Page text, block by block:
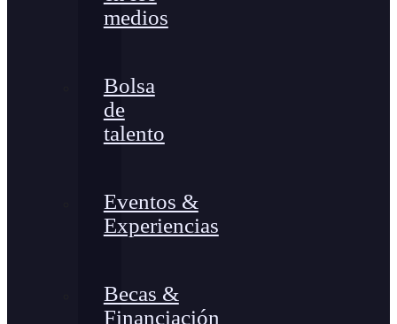
medios
Bolsa
de
talento
Eventos &
Experiencias
Becas &
Financiación